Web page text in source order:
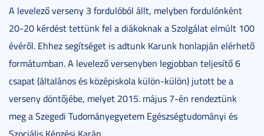
A levelező verseny 3 fordulóból állt, melyben fordulónként
20-20 kérdést tettünk fel a diákoknak a Szolgálat elmúlt 100
évéről. Ehhez segítséget is adtunk Karunk honlapján elérhető
formátumban. A levelező versenyben legjobban teljesítő 6
csapat (általános és középiskola külön-külön) jutott be a
verseny döntőjébe, melyet 2015. május 7-én rendeztünk
meg a Szegedi Tudományegyetem Egészségtudományi és